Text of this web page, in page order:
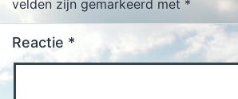
velden zijn gemarkeerd met *
Reactie *